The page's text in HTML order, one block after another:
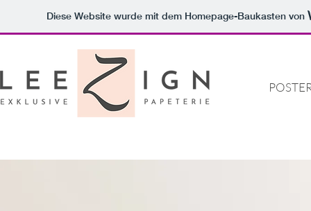
Diese Website wurde mit dem Homepage-Baukasten von